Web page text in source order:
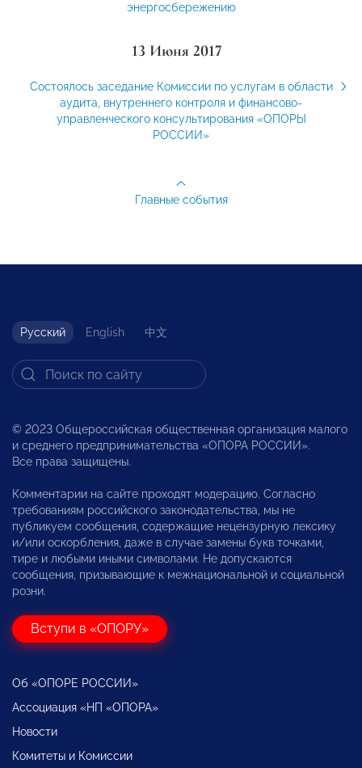
энергосбережению
13 Июня 2017
Состоялось заседание Комиссии по услугам в области
аудита, внутреннего контроля и финансово-
управленческого консультирования «ОПОРЫ
РОССИИ»
Главные события
Русский English 中文
© 2023 Общероссийская общественная организация малого
и среднего предпринимательства «ОПОРА РОССИИ».
Все права защищены.
Комментарии на сайте проходят модерацию. Согласно
требованиям российского законодательства, мы не
публикуем сообщения, содержащие нецензурную лексику
и/или оскорбления, даже в случае замены букв точками,
тире и любыми иными символами. Не допускаются
сообщения, призывающие к межнациональной и социальной
розни.
Вступи в «ОПОРУ»
Об «ОПОРЕ РОССИИ»
Ассоциация «НП «ОПОРА»
Новости
Комитеты и Комиссии